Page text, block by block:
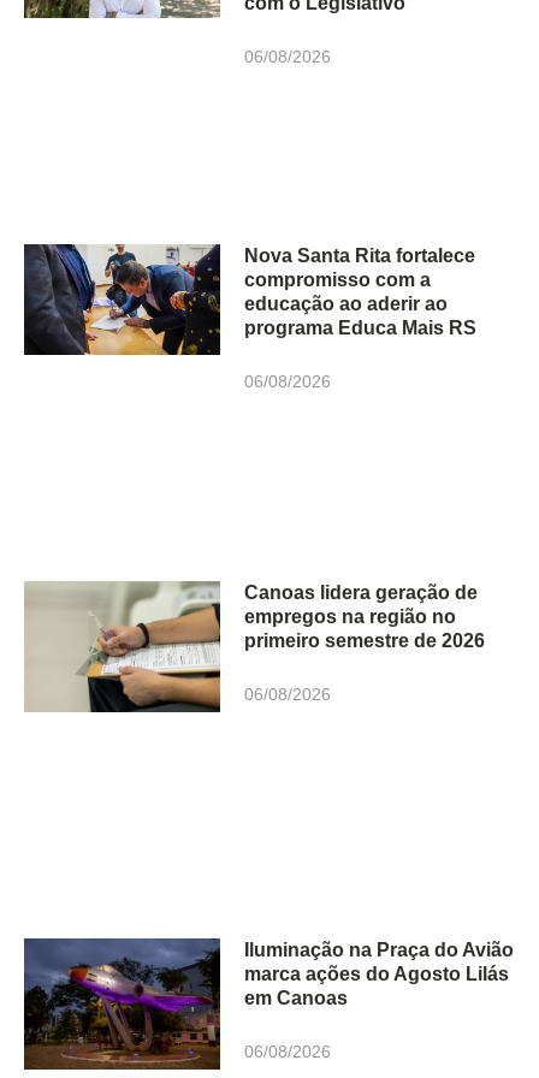
06/08/2026
Nova Santa Rita fortalece
compromisso com a
educação ao aderir ao
programa Educa Mais RS
06/08/2026
Canoas lidera geração de
empregos na região no
primeiro semestre de 2026
06/08/2026
Iluminação na Praça do Avião
marca ações do Agosto Lilás
em Canoas
06/08/2026